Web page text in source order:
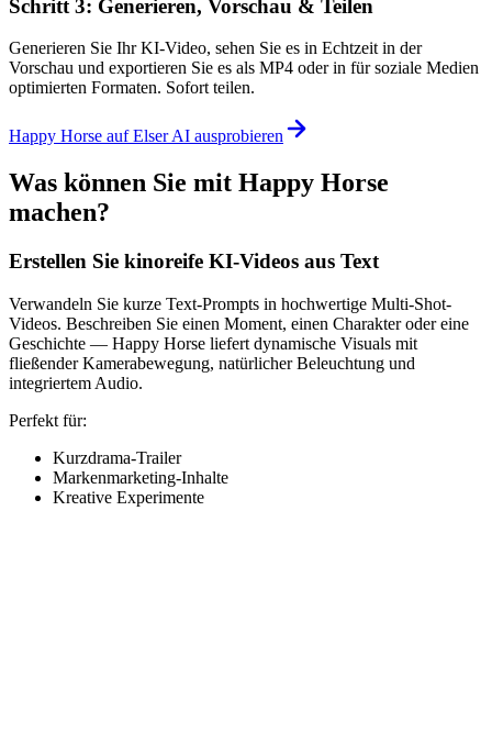
Schritt 3: Generieren, Vorschau & Teilen
Generieren Sie Ihr KI-Video, sehen Sie es in Echtzeit in der
Vorschau und exportieren Sie es als MP4 oder in für soziale Medien
optimierten Formaten. Sofort teilen.
Happy Horse auf Elser AI ausprobieren
Was können Sie mit Happy Horse
machen?
Erstellen Sie kinoreife KI-Videos aus Text
Verwandeln Sie kurze Text-Prompts in hochwertige Multi-Shot-
Videos. Beschreiben Sie einen Moment, einen Charakter oder eine
Geschichte — Happy Horse liefert dynamische Visuals mit
fließender Kamerabewegung, natürlicher Beleuchtung und
integriertem Audio.
Perfekt für:
Kurzdrama-Trailer
Markenmarketing-Inhalte
Kreative Experimente